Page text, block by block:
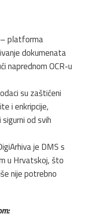
platforma
dokumenata
naprednom OCR-u
su zaštićeni
i enkripcije,
od svih
je DMS s
u Hrvatskoj, što
nije potrebno